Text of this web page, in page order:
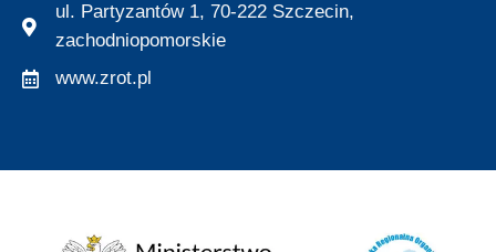
ul. Partyzantów 1, 70-222 Szczecin,
zachodniopomorskie
www.zrot.pl